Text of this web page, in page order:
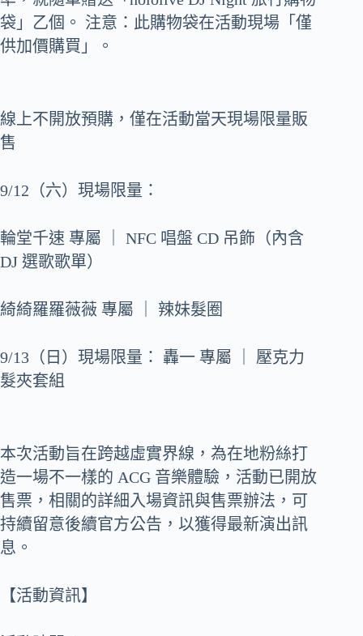
袋」乙個。 注意：此購物袋在活動現場「僅
供加價購買」。
線上不開放預購，僅在活動當天現場限量販
售
9/12（六）現場限量：
輪堂千速 專屬 ｜ NFC 唱盤 CD 吊飾（內含
DJ 選歌歌單）
綺綺羅羅薇薇 專屬 ｜ 辣妹髮圈
9/13（日）現場限量： 轟一 專屬 ｜ 壓克力
髮夾套組
本次活動旨在跨越虛實界線，為在地粉絲打
造一場不一樣的 ACG 音樂體驗，活動已開放
售票，相關的詳細入場資訊與售票辦法，可
持續留意後續官方公告，以獲得最新演出訊
息。
【活動資訊】